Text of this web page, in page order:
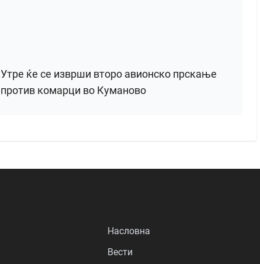
Утре ќе се изврши второ авионско прскање
против комарци во Куманово
Насловна
Вести